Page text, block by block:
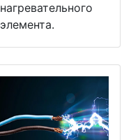
нагревательного
элемента.